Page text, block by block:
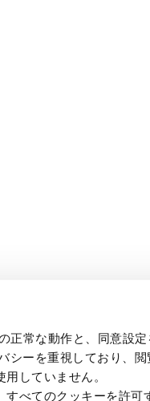
正常な動作と、同意設
ーを重視しており、
していません。
べてのクッキーを許可